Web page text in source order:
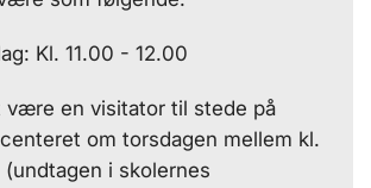
Kl. 11.00 - 12.00
være en visitator til stede på
om torsdagen mellem kl.
i skolernes